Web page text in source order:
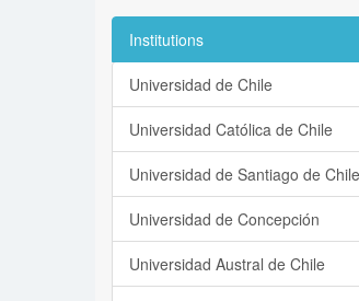
Institutions
Universidad de Chile
Universidad Católica de Chile
Universidad de Santiago de Chile
Universidad de Concepción
Universidad Austral de Chile